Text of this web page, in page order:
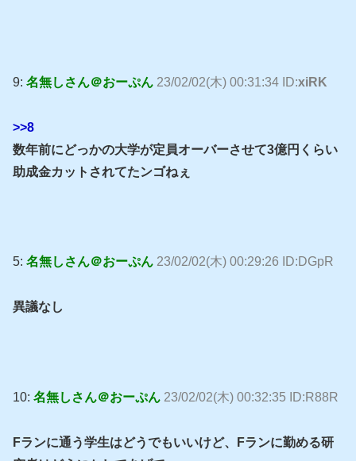
9: 名無しさん＠おーぷん 23/02/02(木) 00:31:34 ID:xiRK
>>8
数年前にどっかの大学が定員オーバーさせて3億円くらい
助成金カットされてたンゴねぇ
5: 名無しさん＠おーぷん 23/02/02(木) 00:29:26 ID:DGpR
異議なし
10: 名無しさん＠おーぷん 23/02/02(木) 00:32:35 ID:R88R
Fランに通う学生はどうでもいいけど、Fランに勤める研